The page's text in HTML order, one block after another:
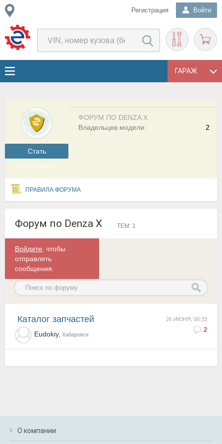
Регистрация Войти
ГАРАЖ
Cтать
участником
ФОРУМ ПО DENZA X
2
Владельцев модели:
ПРАВИЛА ФОРУМА
Форум по Denza X ТЕМ: 1
Войдите , чтобы
отправлять
сообщения.
26 ИЮНЯ, 00:33
2
Каталог запчастей
Eudokiy, Хабаровск
О компании